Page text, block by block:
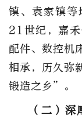
镇、袁家镇
21世纪，嘉
配件、数控机
相承，历久
锻造之乡”。
（二）深